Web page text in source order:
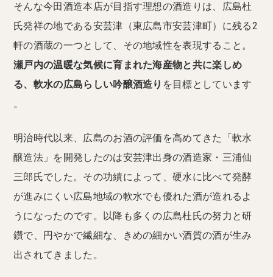
そんな今田酒造本店が目指す理想の酒造りは、広島杜
氏発祥の地である安芸津（東広島市安芸津町）に残る2
軒の酒蔵の一つとして、その地域性を表現すること。
瀬戸内の温暖な気候に育まれた海産物と共に楽しめ
る、軟水の広島らしい吟醸酒造り を目標としています
。
明治時代以来、広島のお酒の評価を高めてきた「軟水
醸造法」を開発したのは安芸津出身の酒造家・三浦仙
三郎氏でした。その功績によって、硬水に比べて発酵
が進みにくい広島地域の軟水でも優れた酒が造れるよ
うになったのです。以降も多くの広島杜氏の努力と研
鑽で、円やかで繊細な、きめの細かい酒質の酒が生み
出されてきました。